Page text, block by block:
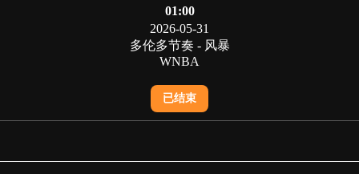
01:00
2026-05-31
多伦多节奏 - 风暴
WNBA
已结束